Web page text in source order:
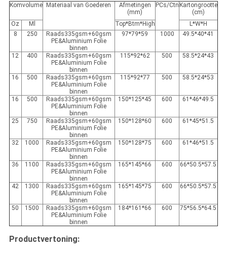
Komvolume Materiaal van Goederen
Afmetingen
(mm)
PCs/Ctn Kartongrootte
(cm)
Oz
Ml Top*Btm*High
L*W*H
8
250
Raads335gsm+60gsm
PE&Aluminium Folie
binnen
97*79*59 1000 49.5*40*41
12 400
Raads335gsm+60gsm
PE&Aluminium Folie
binnen
115*92*62 500 58.5*24*43
16 500
Raads335gsm+60gsm
PE&Aluminium Folie
binnen
115*92*77 500 58.5*24*53
16 500
Raads335gsm+60gsm
PE&Aluminium Folie
binnen
150*125*45 600 61*46*49.5
25 750
Raads335gsm+60gsm
PE&Aluminium Folie
binnen
150*128*60 600 61*45*51.5
32 1000
Raads335gsm+60gsm
PE&Aluminium Folie
binnen
150*128*75 600 61*46*51.5
36 1100
Raads335gsm+60gsm
PE&Aluminium Folie
binnen
165*145*66 600 66*50.5*57.5
42 1300
Raads335gsm+60gsm
PE&Aluminium Folie
binnen
165*145*75 600 66*50.5*57.5
50 1500
Raads335gsm+60gsm
PE&Aluminium Folie
binnen
184*161*66 600 75*56.5*64.5
Productvertoning: